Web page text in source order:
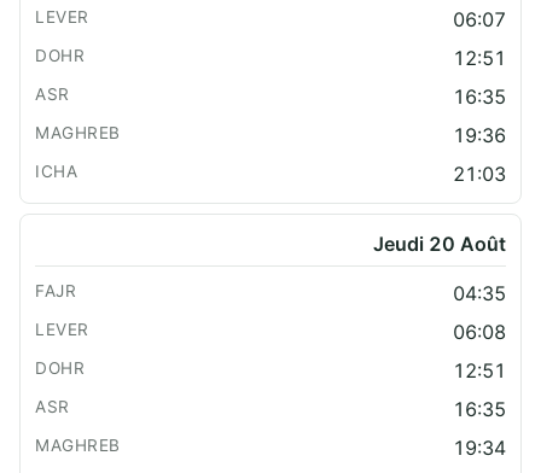
06:07
12:51
16:35
19:36
21:03
Jeudi 20 Août
04:35
06:08
12:51
16:35
19:34